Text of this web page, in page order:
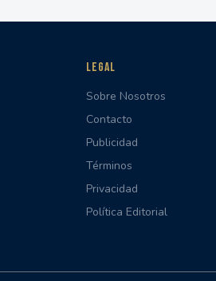
LEGAL
Sobre Nosotros
Contacto
Publicidad
Términos
Privacidad
Política Editorial